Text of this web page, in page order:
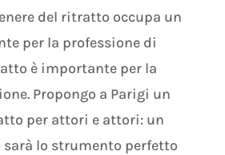
del ritratto occupa un
per la professione di
è importante per la
Propongo a Parigi un
per attori e attori: un
sarà lo strumento perfetto